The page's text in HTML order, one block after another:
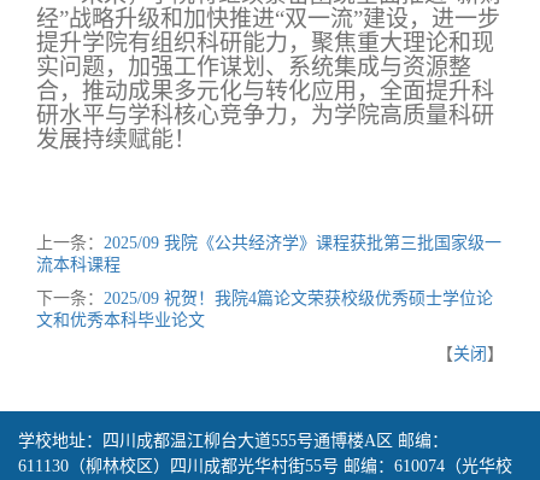
经”战略升级和加快推进“双一流”建设，进一步
提升学院有组织科研能力，聚焦重大理论和现
实问题，加强工作谋划、系统集成与资源整
合，推动成果多元化与转化应用，全面提升科
研水平与学科核心竞争力，为学院高质量科研
发展持续赋能！
上一条： 2025/09 我院《公共经济学》课程获批第三批国家级一
流本科课程
下一条： 2025/09 祝贺！我院4篇论文荣获校级优秀硕士学位论
文和优秀本科毕业论文
【关闭 】
学校地址：四川成都温江柳台大道555号通博楼A区 邮编：
611130（柳林校区）四川成都光华村街55号 邮编：610074（光华校